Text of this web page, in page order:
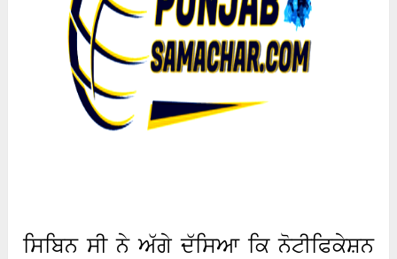
ਸਿਬਿਨ ਸੀ ਨੇ ਅੱਗੇ ਦੱਸਿਆ ਕਿ ਨੋਟੀਫਿਕੇਸ਼ਨ